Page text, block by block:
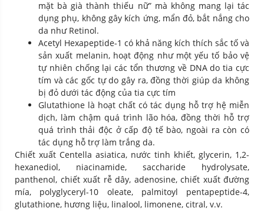
mặt bà già thành thiếu nữ” mà không mang lại tác
dụng phụ, không gây kích ứng, mẩn đỏ, bắt nắng cho
da như Retinol.
Acetyl Hexapeptide-1 có khả năng kích thích sắc tố và
sản xuất melanin, hoạt động như một yếu tố bảo vệ
tự nhiên chống lại các tổn thương về DNA do tia cực
tím và các gốc tự do gây ra, đồng thời giúp da không
bị đỏ dưới tác động của tia cực tím
Glutathione là hoạt chất có tác dụng hỗ trợ hệ miễn
dịch, làm chậm quá trình lão hóa, đồng thời hỗ trợ
quá trình thải độc ở cấp độ tế bào, ngoài ra còn có
tác dụng hỗ trợ làm trắng da.
Chiết xuất Centella asiatica, nước tinh khiết, glycerin, 1,2-
hexanediol, niacinamide, saccharide hydrolysate,
panthenol, chiết xuất rễ dây, adenosine, chiết xuất đường
mía, polyglyceryl-10 oleate, palmitoyl pentapeptide-4,
glutathione, hương liệu, linalool, limonene, citral, v.v.